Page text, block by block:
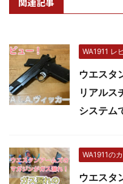
WA1911 レ
ウエス
リアルス
システム
WA1911の
ウエスタ